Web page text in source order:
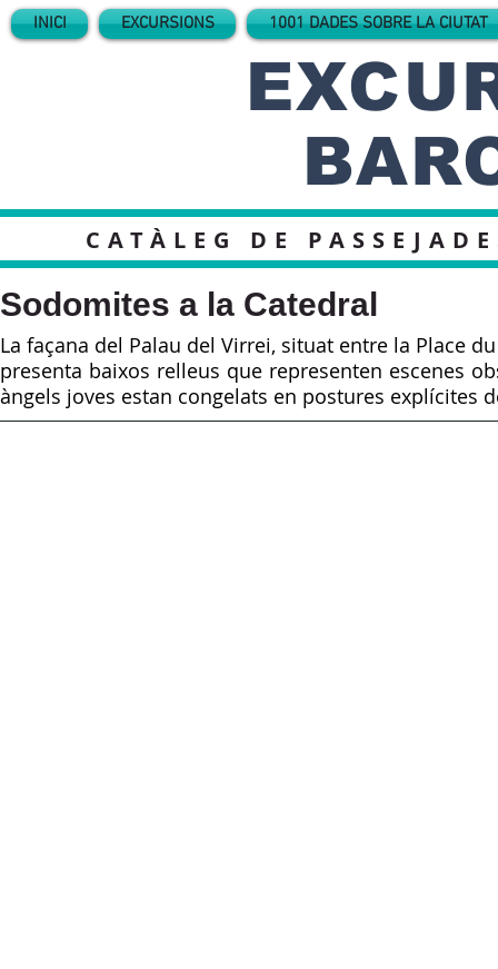
INICI EXCURSIONS 1001 DADES SOBRE LA CIUTAT
CATÀLEG DE
Sodomites a la Catedral
La façana del Palau del Virrei, situat entre la Place
presenta baixos relleus que representen escenes
àngels joves estan congelats en postures explícites